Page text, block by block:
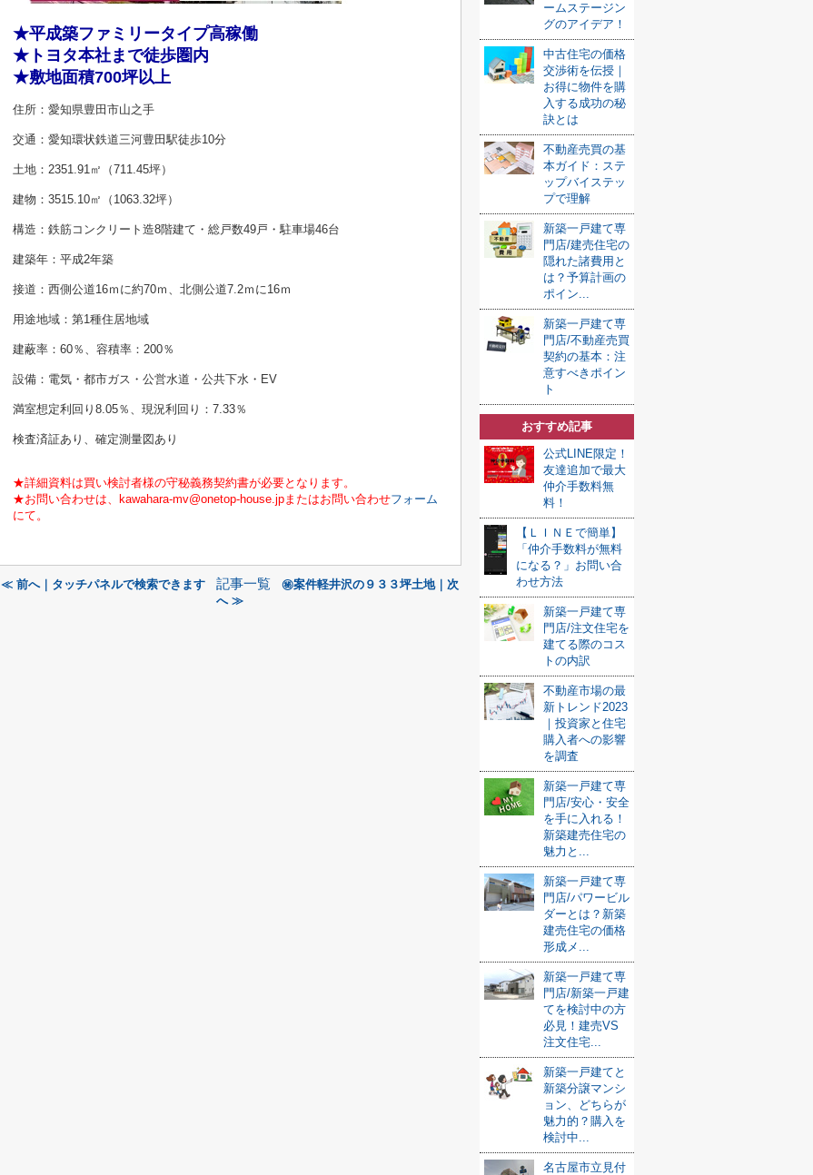
★平成築ファミリータイプ高稼働
★トヨタ本社まで徒歩圏内
★敷地面積700坪以上
住所： 愛知県豊田市山之手
交通：愛知環状鉄道三河豊田駅徒歩10分
土地：2351.91㎡（711.45坪）
建物：3515.10㎡（1063.32坪）
構造：鉄筋コンクリート造8階建て・総戸数49戸・駐車場46台
建築年：平成2年築
接道：西側公道16ｍに約70ｍ、北側公道7.2ｍに16ｍ
用途地域：第1種住居地域
建蔽率：60％、容積率：200％
設備：電気・都市ガス・公営水道・公共下水・EV
満室想定利回り8.05％、現況利回り：7.33％
検査済証あり、確定測量図あり
★詳細資料は買い検討者様の守秘義務契約書が必要となります。
★お問い合わせは、kawahara-mv@onetop-house.jpまたはお問い合わせフォーム
にて。
≪ 前へ｜タッチパネルで検索できます 記事一覧
㊙案件軽井沢の９３３坪土地｜次
へ ≫
ームステージン
グのアイデア！
中古住宅の価格
交渉術を伝授｜
お得に物件を購
入する成功の秘
訣とは
不動産売買の基
本ガイド：ステ
ップバイステッ
プで理解
新築一戸建て専
門店/建売住宅の
隠れた諸費用と
は？予算計画の
ポイン...
新築一戸建て専
門店/不動産売買
契約の基本：注
意すべきポイン
ト
おすすめ記事
公式LINE限定！
友達追加で最大
仲介手数料無
料！
【ＬＩＮＥで簡単】
「仲介手数料が無料
になる？」お問い合
わせ方法
新築一戸建て専
門店/注文住宅を
建てる際のコス
トの内訳
不動産市場の最
新トレンド2023
｜投資家と住宅
購入者への影響
を調査
新築一戸建て専
門店/安心・安全
を手に入れる！
新築建売住宅の
魅力と...
新築一戸建て専
門店/パワービル
ダーとは？新築
建売住宅の価格
形成メ...
新築一戸建て専
門店/新築一戸建
てを検討中の方
必見！建売VS
注文住宅...
新築一戸建てと
新築分譲マンシ
ョン、どちらが
魅力的？購入を
検討中...
名古屋市立見付